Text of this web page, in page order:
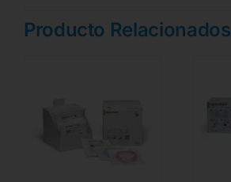
Producto Relacionados